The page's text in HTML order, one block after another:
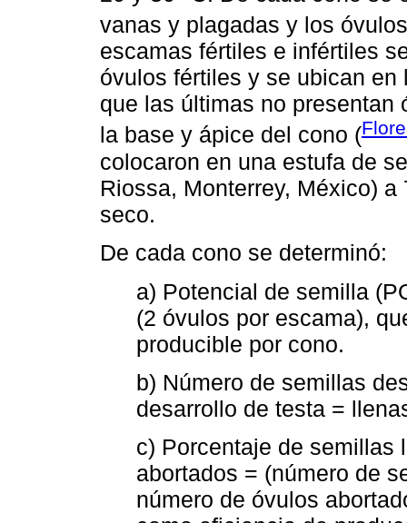
vanas y plagadas y los
escamas fértiles e infértiles
óvulos fértiles y se ubican
que las últimas no
la base y ápice del cono (
colocaron en una estufa de
Riossa, Monterrey, México)
seco.
De cada cono se determinó:
a) Potencial de semilla
(2 óvulos por escama),
producible por cono.
b) Número de semillas
desarrollo de testa =
c) Porcentaje de semillas
abortados = (número de
número de óvulos